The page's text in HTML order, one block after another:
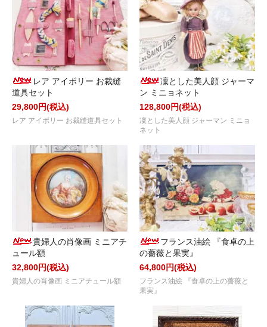
レア アイボリー お裁縫
道具セット
29,800円(税込)
レア アイボリー お裁縫道具セット
凜とした美人顔 ジャーマ
ン ミニョネット
128,800円(税込)
凜とした美人顔 ジャーマン ミニョ
ネット
貴婦人の肖像画 ミニアチ
ュール額
32,800円(税込)
貴婦人の肖像画 ミニアチュール額
フランス油絵 『食卓の上
の薔薇と果実』
64,800円(税込)
フランス油絵 『食卓の上の薔薇と
果実』